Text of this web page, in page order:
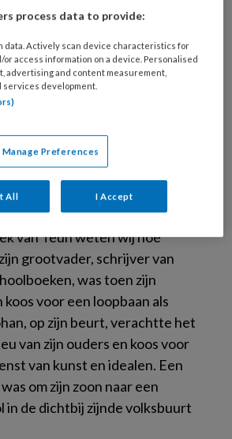
alle tijden.
Goed Volkvan Teun
verschaft een inkijkje in het
mijn jeugdidolen dat mij bijna
klopt dat hij ‘van de Keuken’
der’. De familienaam is ‘de’,
koos ervoor hiervan ‘der’ te
van Teun weten wij hoe
grootvader, schrijver van
was toen zijn
voor een loopbaan als
op zijn beurt, verachtte het
van zijn ouders en koos voor
van kunst en idealen. Een
om zijn zoon naar een
in de dichtbij zijnde volksbuurt
process data to provide:
data. Actively scan device characteristics for
access information on a device. Personalised
advertising and content measurement,
development.
Manage Preferences
All I Accept